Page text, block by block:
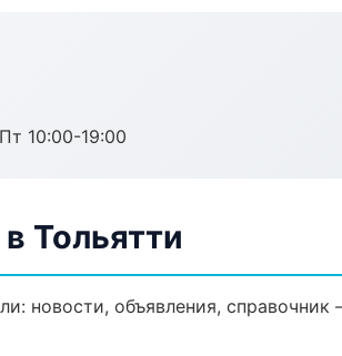
10:00-19:00
Тольятти
новости, объявления,